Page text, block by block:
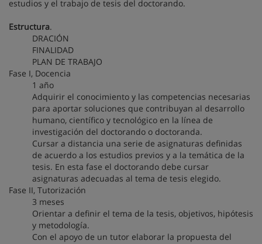
estudios y el trabajo de tesis del doctorando.
Estructura.
DRACIÓN
FINALIDAD
PLAN DE TRABAJO
Fase I, Docencia
1 año
Adquirir el conocimiento y las competencias necesarias
para aportar soluciones que contribuyan al desarrollo
humano, científico y tecnológico en la línea de
investigación del doctorando o doctoranda.
Cursar a distancia una serie de asignaturas definidas
de acuerdo a los estudios previos y a la temática de la
tesis. En esta fase el doctorando debe cursar
asignaturas adecuadas al tema de tesis elegido.
Fase II, Tutorización
3 meses
Orientar a definir el tema de la tesis, objetivos, hipótesis
y metodología.
Con el apoyo de un tutor elaborar la propuesta del